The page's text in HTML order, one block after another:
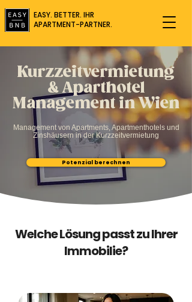
EASY. BETTER. IHR
APARTMENT-PARTNER.
Kurzzeitvermietung
& Aparthotel
Management in Wien
Management von Apartments, Apartmenthotels und
Zinshäusern in der Kurzzeitvermietung
Potenzial berechnen
Welche Lösung passt zu Ihrer
Immobilie?